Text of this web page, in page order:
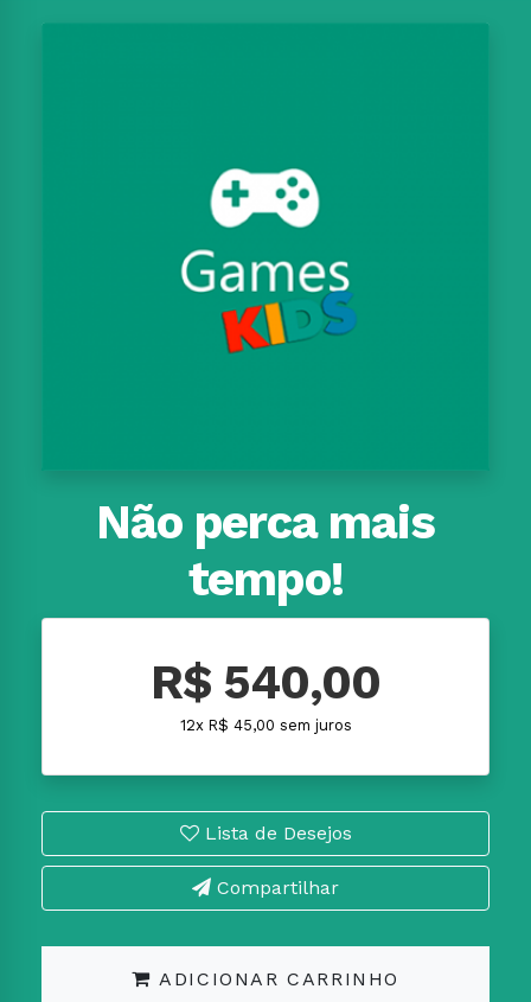
Não perca mais
tempo!
R$ 540,00
12x R$ 45,00 sem juros
Lista de Desejos
Compartilhar
ADICIONAR CARRINHO